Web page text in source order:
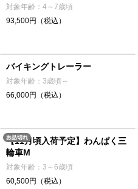
対象年齢：4～7歳頃
93,500円（税込）
バイキングトレーラー
対象年齢：3歳頃～
66,000円（税込）
【11月頃入荷予定】わんぱく三
輪車M
対象年齢：3～6歳頃
60,500円（税込）